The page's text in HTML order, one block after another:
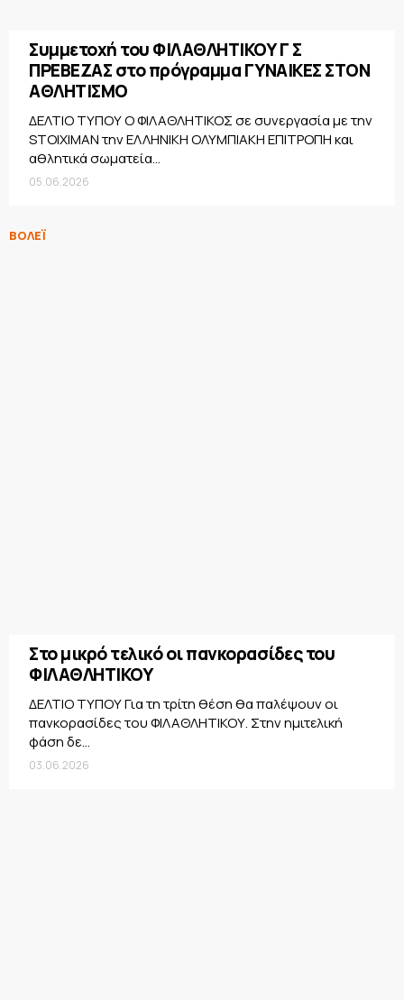
Συμμετοχή του ΦΙΛΑΘΛΗΤΙΚΟΥ Γ Σ
ΠΡΕΒΕΖΑΣ στο πρόγραμμα ΓΥΝΑΙΚΕΣ ΣΤΟΝ
ΑΘΛΗΤΙΣΜΟ
ΔΕΛΤΙΟ ΤΥΠΟΥ Ο ΦΙΛΑΘΛΗΤΙΚΟΣ σε συνεργασία με την
STOIXIMAN την ΕΛΛΗΝΙΚΗ ΟΛΥΜΠΙΑΚΗ ΕΠΙΤΡΟΠΗ και
αθλητικά σωματεία...
05.06.2026
ΒΟΛΕΪ
Στο μικρό τελικό οι πανκορασίδες του
ΦΙΛΑΘΛΗΤΙΚΟΥ
ΔΕΛΤΙΟ ΤΥΠΟΥ Για τη τρίτη θέση θα παλέψουν οι
πανκορασίδες του ΦΙΛΑΘΛΗΤΙΚΟΥ. Στην ημιτελική
φάση δε...
03.06.2026